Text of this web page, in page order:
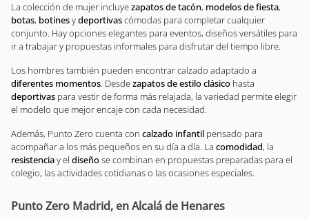
La colección de mujer incluyezapatos de tacón, modelos de fiesta,
botas, botinesydeportivascómodas para completar cualquier
conjunto. Hay opciones elegantes para eventos, diseños versátiles para
ir a trabajar y propuestas informales para disfrutar del tiempo libre.
Los hombres también pueden encontrar calzado adaptado a
diferentes momentos . Desdezapatos de estilo clásico hasta
deportivas para vestir de forma más relajada, la variedad permite elegir
el modelo que mejor encaje con cada necesidad.
Además, Punto Zero cuenta con calzado infantil pensado para
acompañar a los más pequeños en su día a día. La comodidad, la
resistenciay el diseñose combinan en propuestas preparadas para el
colegio, las actividades cotidianas o las ocasiones especiales.
Punto Zero Madrid, en Alcalá de Henares